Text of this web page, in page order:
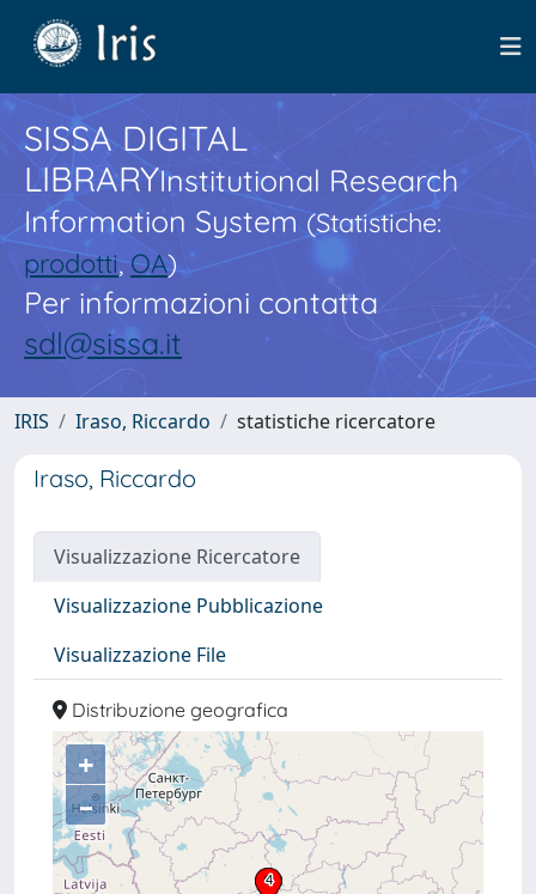
SISSA DIGITAL
LIBRARYInstitutional Research
Information System(Statistiche:
prodotti,OA)
Per informazioni contatta
sdl@sissa.it
IRIS Iraso, Riccardo statistiche ricercatore
Iraso, Riccardo
Visualizzazione Ricercatore
Visualizzazione Pubblicazione
Visualizzazione File
Distribuzione geografica
+
–